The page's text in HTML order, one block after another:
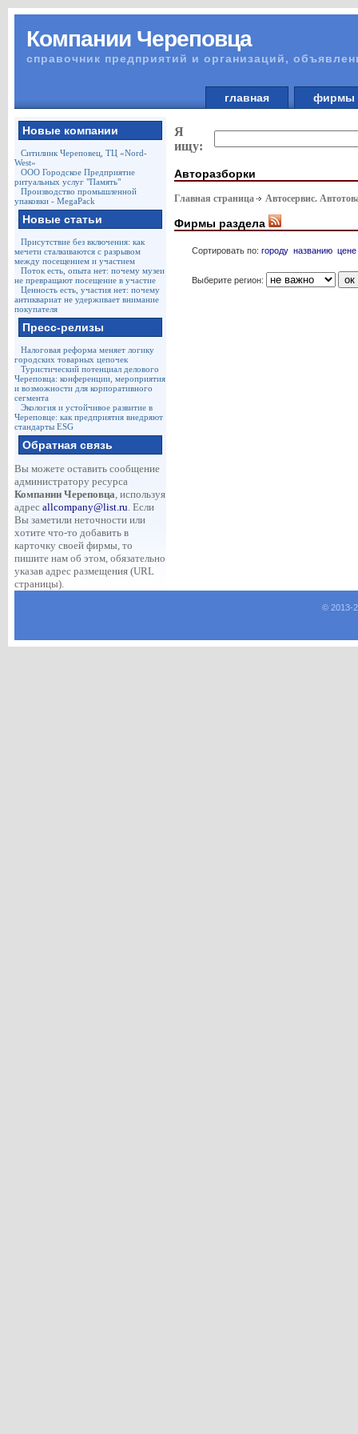
Компании Череповца
справочник предприятий и организаций,
главная
Новые компании
Ситилинк Череповец, ТЦ «Nord-
West»
ООО Городское Предприятие
ритуальных услуг "Память"
Производство промышленной
упаковки - MegaPack
Новые статьи
Присутствие без включения: как
мечети сталкиваются с разрывом
между посещением и участием
Поток есть, опыта нет: почему музеи
не превращают посещение в участие
Ценность есть, участия нет: почему
антиквариат не удерживает внимание
покупателя
Пресс-релизы
Налоговая реформа меняет логику
городских товарных цепочек
Туристический потенциал делового
Череповца: конференции, мероприятия
и возможности для корпоративного
сегмента
Экология и устойчивое развитие в
Череповце: как предприятия внедряют
стандарты ESG
Обратная связь
Вы можете оставить сообщение
администратору ресурса
Компании Череповца, используя
адрес allcompany@list.ru. Если
Вы заметили неточности или
хотите что-то добавить в
карточку своей фирмы, то
пишите нам об этом, обязательно
указав адрес размещения (URL
страницы).
Я
ищу:
Авторазборки
Главная страница Автосервис.
Фирмы раздела
Сортировать по: городу названию цене
Выберите регион:
© 2013-